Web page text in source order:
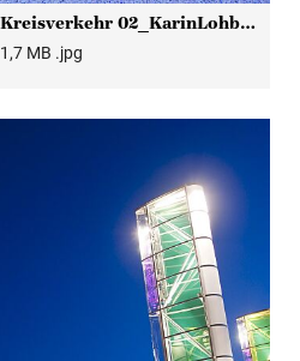
VARENA Aussenansicht Kreisverkehr 02_KarinLohbergerPhotography
1,7 MB .jpg